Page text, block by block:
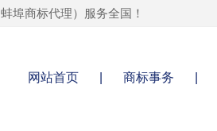
蚌埠商标代理）服务全国！
网站首页 商标事务